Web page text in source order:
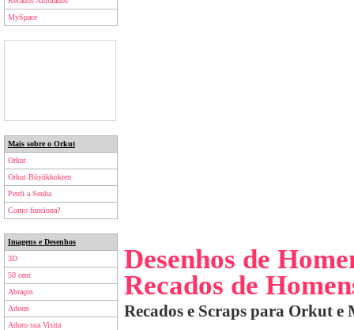
MySpace
Mais sobre o Orkut
Orkut
Orkut Büyükkokten
Perdi a Senha
Como funciona?
Imagens e Desenhos
3D
50 cent
Abraços
Adorei
Adoro sua Visita
Desenhos de
Recados de
Recados e Scraps para Orkut e